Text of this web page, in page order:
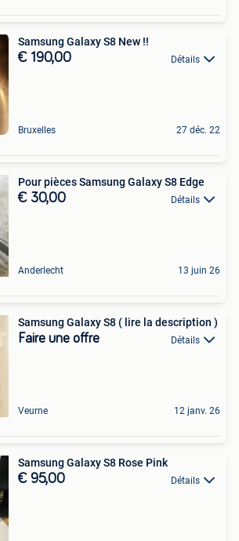
Samsung Galaxy S8 New !!
€ 190,00 Détails
Bruxelles 27 déc. 22
Pour pièces Samsung Galaxy S8 Edge
€ 30,00 Détails
Anderlecht 13 juin 26
Samsung Galaxy S8 ( lire la description )
Faire une offre Détails
Veurne 12 janv. 26
Samsung Galaxy S8 Rose Pink
€ 95,00 Détails